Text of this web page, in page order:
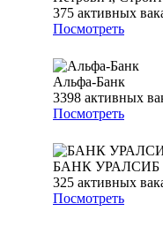
375 активных
Посмотреть
Альфа-Банк
3398 активных
Посмотреть
БАНК УРАЛСИБ
325 активных
Посмотреть